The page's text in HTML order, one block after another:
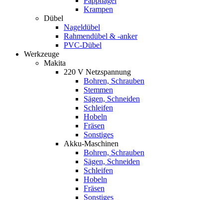
Krampen
Dübel
Nageldübel
Rahmendübel & -anker
PVC-Dübel
Werkzeuge
Makita
220 V Netzspannung
Bohren, Schrauben
Stemmen
Sägen, Schneiden
Schleifen
Hobeln
Fräsen
Sonstiges
Akku-Maschinen
Bohren, Schrauben
Sägen, Schneiden
Schleifen
Hobeln
Fräsen
Sonstiges